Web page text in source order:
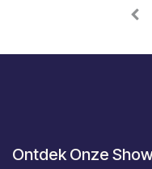
Ontdek Onze